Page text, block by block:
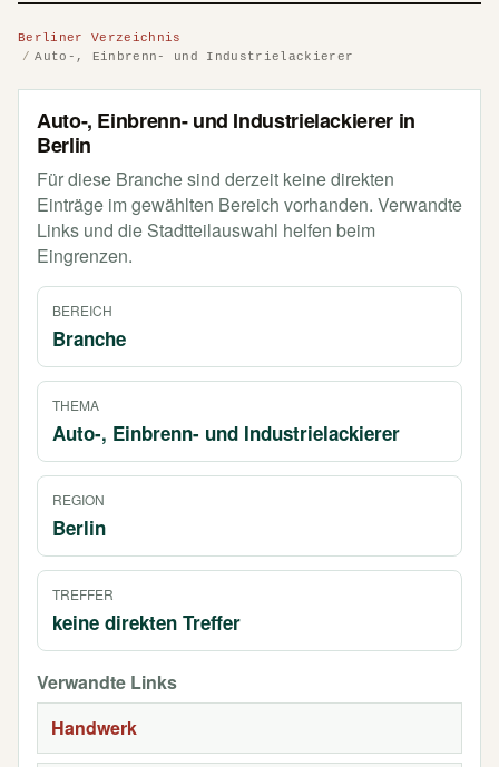
Berliner Verzeichnis
Auto-, Einbrenn- und Industrielackierer
Auto-, Einbrenn- und Industrielackierer in
Berlin
Für diese Branche sind derzeit keine direkten
Einträge im gewählten Bereich vorhanden. Verwandte
Links und die Stadtteilauswahl helfen beim
Eingrenzen.
BEREICH
Branche
THEMA
Auto-, Einbrenn- und Industrielackierer
REGION
Berlin
TREFFER
keine direkten Treffer
Verwandte Links
Handwerk